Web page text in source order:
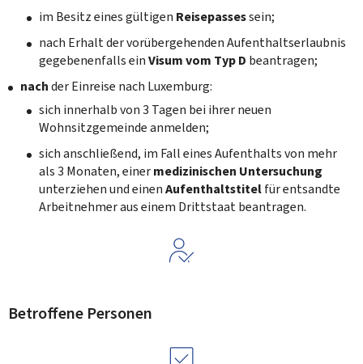
im Besitz eines gültigen Reisepassessein;
nach Erhalt der vorübergehenden Aufenthaltserlaubnis
gegebenenfalls einVisum vom Typ D beantragen;
nachder Einreise nach Luxemburg:
sich innerhalb von 3 Tagen bei ihrer neuen
Wohnsitzgemeinde anmelden;
sich anschließend, im Fall eines Aufenthalts von mehr
als 3 Monaten, einermedizinischen Untersuchung
unterziehen und einenAufenthaltstitelfür entsandte
Arbeitnehmer aus einem Drittstaat beantragen.
Betroffene Personen